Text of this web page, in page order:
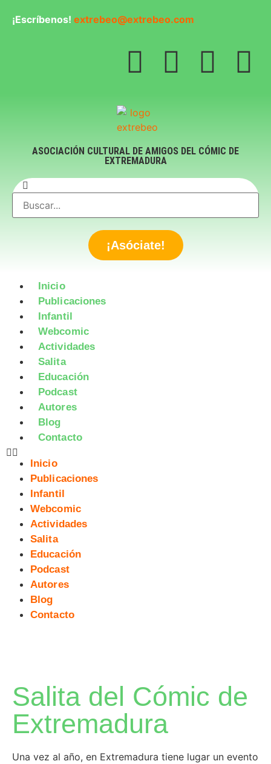
¡Escríbenos! extrebeo@extrebeo.com
ASOCIACIÓN CULTURAL DE AMIGOS DEL CÓMIC DE
EXTREMADURA
¡Asóciate!
Inicio
Publicaciones
Infantil
Webcomic
Actividades
Salita
Educación
Podcast
Autores
Blog
Contacto
Inicio
Publicaciones
Infantil
Webcomic
Actividades
Salita
Educación
Podcast
Autores
Blog
Contacto
Salita del Cómic de
Extremadura
Una vez al año, en Extremadura tiene lugar un evento